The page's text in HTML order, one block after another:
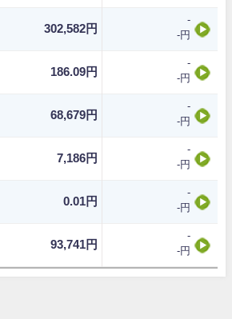
302,582円
-
-円
186.09円
-
-円
68,679円
-
-円
7,186円
-
-円
0.01円
-
-円
93,741円
-
-円